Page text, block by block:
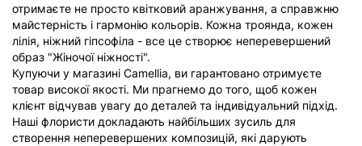
отримаєте не просто квітковий аранжування, а справжню
майстерність і гармонію кольорів. Кожна троянда, кожен
лілія, ніжний гіпсофіла - все це створює неперевершений
образ "Жіночої ніжності".
Купуючи у магазині Camellia, ви гарантовано отримуєте
товар високої якості. Ми прагнемо до того, щоб кожен
клієнт відчував увагу до деталей та індивідуальний підхід.
Наші флористи докладають найбільших зусиль для
створення неперевершених композицій, які дарують